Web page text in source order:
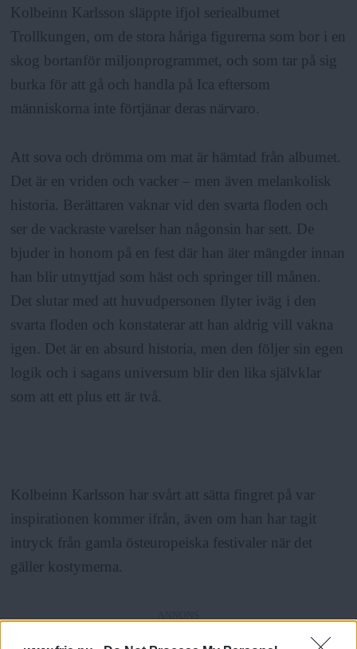
Kolbeinn Karlsson släppte ifjol seriealbumet
Trollkungen, om de stora håriga figurerna som bor i en
skog bortanför miljonprogrammet, och som tar på sig
burka för att gå och handla på Ica eftersom
människorna inte förtjänar deras närvaro.
Att sova och drömma om mat är hämtad från albumet.
Det är en vriden och vacker – men även melankolisk
historia. Berättaren vaknar vid den svarta floden och
ser de vackraste varelser han någonsin har sett. De
bjuder in honom på en fest där han äter mängder innan
han blir utnyttjad som häst och springer till månen.
Det slutar med att huvudpersonen flyter iväg i den
svarta floden och konstaterar att han aldrig vill vakna
igen. Det är en absurd historia, men den följer sin egen
logik och i sagans universum blir den lika självklar
som att ett plus ett är två.
Kolbeinn Karlsson har svårt att sätta fingret på var
inspirationen kommer ifrån, även om han har tagit
intryck från gamla östeuropeiska festivaler när det
gäller kostymerna.